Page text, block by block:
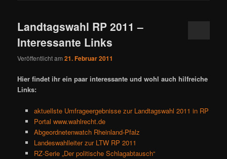
Landtagswahl RP 2011 –
Interessante Links
Veröffentlicht am21. Februar 2011
Hier findet ihr ein paar interessante und wohl auch hilfreiche
Links:
aktuellste Umfrageergebnisse zur Landtagswahl 2011 in RP
Portal www.wahlrecht.de
Abgeordnetenwatch Rheinland-Pfalz
Landeswahlleiter zur LTW RP 2011
RZ-Serie „Der politische Schlagabtausch“